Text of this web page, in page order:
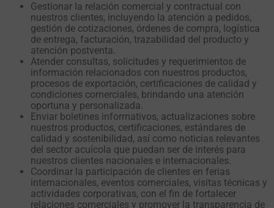
Gestionar la relación comercial y contractual con
nuestros clientes, incluyendo la atención a pedidos,
gestión de cotizaciones, órdenes de compra, logística
de entrega, facturación, trazabilidad del producto y
atención postventa.
Atender consultas, solicitudes y requerimientos de
información relacionados con nuestros productos,
procesos de exportación, certificaciones de calidad y
condiciones comerciales, brindando una atención
oportuna y personalizada.
Enviar boletines informativos, actualizaciones sobre
nuestros productos, certificaciones, estándares de
calidad y sostenibilidad, así como noticias relevantes
del sector acuícola que puedan ser de interés para
nuestros clientes nacionales e internacionales.
Coordinar la participación de clientes en ferias
internacionales, eventos comerciales, visitas técnicas y
actividades corporativas, con el fin de fortalecer
relaciones comerciales y promover la transparencia de